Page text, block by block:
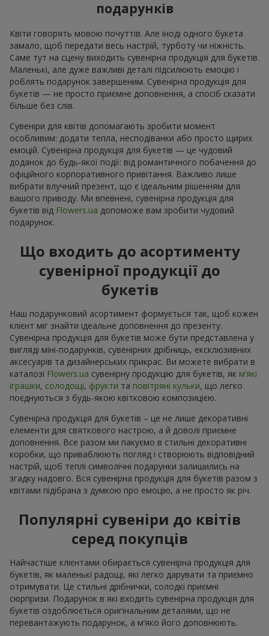
подарунків
Квіти говорять мовою почуттів. Але іноді одного букета
замало, щоб передати весь настрій, турботу чи ніжність.
Саме тут на сцену виходить сувенірна продукція для букетів.
Маленькі, але дуже важливі деталі підсилюють емоцію і
роблять подарунок завершеним. Сувенірна продукція для
букетів — не просто приємне доповнення, а спосіб сказати
більше без слів.
Сувеніри для квітів допомагають зробити момент
особливим: додати тепла, несподіванки або просто щирих
емоцій. Сувенірна продукція для букетів — це чудовий
доданок до будь-якої події: від романтичного побачення до
офіційного корпоративного привітання. Важливо лише
вибрати влучний презент, що є ідеальним рішенням для
вашого приводу. Ми впевнені, сувенірна продукція для
букетів від Flowers.ua допоможе вам зробити чудовий
подарунок.
Що входить до асортименту
сувенірної продукції до
букетів
Наш подарунковий асортимент формується так, щоб кожен
клієнт міг знайти ідеальне доповнення до презенту.
Сувенірна продукція для букетів може бути представлена у
вигляді міні-подарунків, сувенірних дрібниць, ексклюзивних
аксесуарів та дизайнерських прикрас. Ви можете вибрати в
каталозі Flowers.ua cувенірну продукцію для букетів, як м’які
іграшки, солодощі, фрукти та повітряні кульки, що легко
поєднуються з будь-якою квітковою композицією.
Сувенірна продукція для букетів – це не лише декоративні
елементи для святкового настрою, а й доволі приємне
доповнення. Все разом ми пакуємо в стильні декоративні
коробки, що приваблюють погляд і створюють відповідний
настрій, щоб теплі символічні подарунки залишились на
згадку надовго. Вся сувенірна продукція для букетів разом з
квітами підібрана з думкою про емоцію, а не просто як річ.
Популярні сувеніри до квітів
серед покупців
Найчастіше клієнтами обирається сувенірна продукція для
букетів, як маленькі радощі, які легко дарувати та приємно
отримувати. Це стильні дрібнички, солодкі приємні
сюрпризи. Подарунок в які входить сувенірна продукція для
букетів оздоблюється оригінальним деталями, що не
перевантажують подарунок, а м’яко його доповнюють.